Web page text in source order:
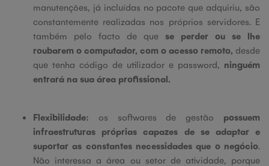
manutenções, já incluídas no pacote que adquiriu, são
constantemente realizadas nos próprios servidores. E
também pelo facto de que se perder ou se lhe
roubarem o computador, com o acesso remoto, desde
que tenha código de utilizador e password, ninguém
entrará na sua área profissional.
Flexibilidade: os softwares de gestão possuem
infraestruturas próprias capazes de se adaptar e
suportar as constantes necessidades que o negócio.
Não interessa a área ou setor de atividade, porque